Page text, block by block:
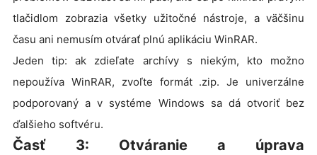
tlačidlom zobrazia všetky užitočné nástroje, a väčšinu
času ani nemusím otvárať plnú aplikáciu WinRAR.
Jeden tip: ak zdieľate archívy s niekým, kto možno
nepoužíva WinRAR, zvoľte formát .zip. Je univerzálne
podporovaný a v systéme Windows sa dá otvoriť bez
ďalšieho softvéru.
Časť 3: Otváranie a úprava